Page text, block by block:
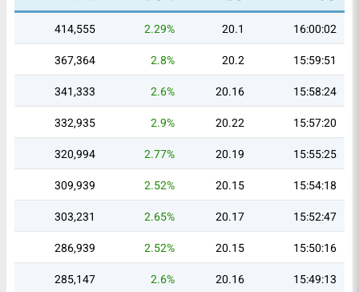
16:00:02
20.1
2.29%
414,555
15:59:51
20.2
2.8%
367,364
15:58:24
20.16
2.6%
341,333
15:57:20
20.22
2.9%
332,935
15:55:25
20.19
2.77%
320,994
15:54:18
20.15
2.52%
309,939
15:52:47
20.17
2.65%
303,231
15:50:16
20.15
2.52%
286,939
15:49:13
20.16
2.6%
285,147